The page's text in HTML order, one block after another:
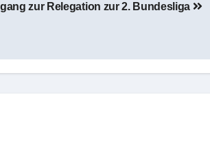
zur Relegation zur 2. Bundesliga